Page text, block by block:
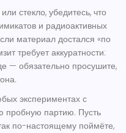
стекло, убедитесь, что
и радиоактивных
материал достался «по
требует аккуратности:
— обязательно просушите,
экспериментах с
пробную партию. Пусть
по-настоящему поймёте,